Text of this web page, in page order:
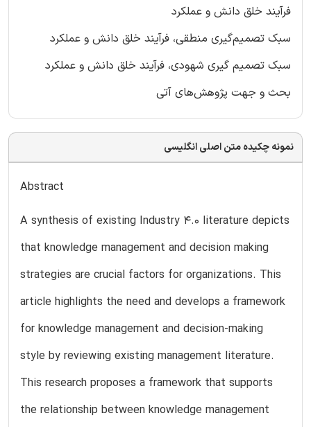
فرآیند خلق دانش و عملکرد
سبک تصمیم‌گیری منطقی، فرآیند خلق دانش و عملکرد
سبک تصمیم گیری شهودی، فرآیند خلق دانش و عملکرد
بحث و جهت پژوهش‌های آتی
نمونه چکیده متن اصلی انگلیسی
Abstract
A synthesis of existing Industry 4.0 literature depicts
that knowledge management and decision making
strategies are crucial factors for organizations. This
article highlights the need and develops a framework
for knowledge management and decision-making
style by reviewing existing management literature.
This research proposes a framework that supports
the relationship between knowledge management